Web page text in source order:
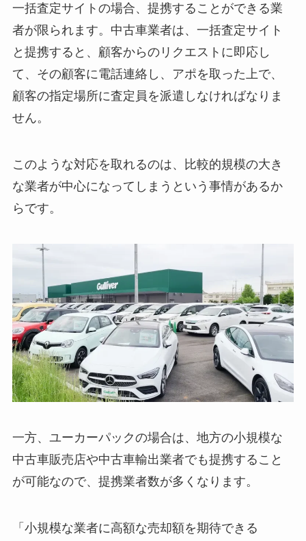
一括査定サイトの場合、提携することができる業
者が限られます。中古車業者は、一括査定サイト
と提携すると、顧客からのリクエストに即応し
て、その顧客に電話連絡し、アポを取った上で、
顧客の指定場所に査定員を派遣しなければなりま
せん。
このような対応を取れるのは、比較的規模の大き
な業者が中心になってしまうという事情があるか
らです。
一方、ユーカーパックの場合は、地方の小規模な
中古車販売店や中古車輸出業者でも提携すること
が可能なので、提携業者数が多くなります。
「小規模な業者に高額な売却額を期待できる